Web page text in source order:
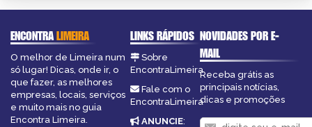
ENCONTRALIMEIRA
O melhor de Limeira num
só lugar! Dicas, onde ir, o
que fazer, as melhores
empresas, locais, serviços
e muito mais no guia
Encontra Limeira.
LINKS RÁPIDOS
Sobre
EncontraLimeira
Fale com o
EncontraLimeira
ANUNCIE:
NOVIDADES POR E-
MAIL
Receba grátis as
principais notícias,
dicas e promoções